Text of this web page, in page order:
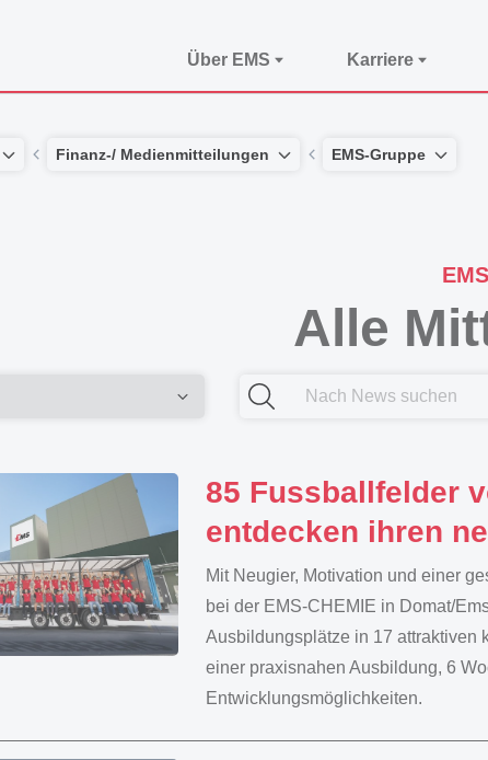
Über EMS Karriere
Finanz-/ Medienmitteilungen EMS-Gruppe
Alle
85 Fussballfelder
entdecken ihren
Mit Neugier, Motivation und einer
bei der EMS-CHEMIE in Domat/
Ausbildungsplätze in 17 attraktiven
einer praxisnahen Ausbildung, 6
Entwicklungsmöglichkeiten.